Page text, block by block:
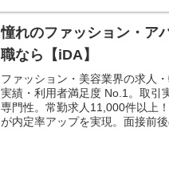
憧れのファッション・ア
職なら【iDA】
ファッション・美容業界の求人
実績・利用者満足度 No.1。取引
専門性。常勤求人11,000件以上
が内定率アップを実現。面接前後